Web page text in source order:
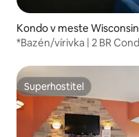
Kondo v meste
*Bazén/vírivka | 2 BR
Superhostiteľ
Superhostiteľ